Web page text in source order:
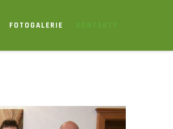
FOTOGALERIE